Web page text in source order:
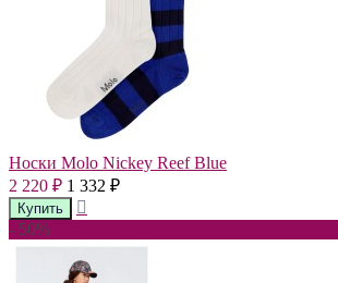
Носки Molo Nickey Reef Blue
2 220 ₽ 1 332 ₽
- 50%